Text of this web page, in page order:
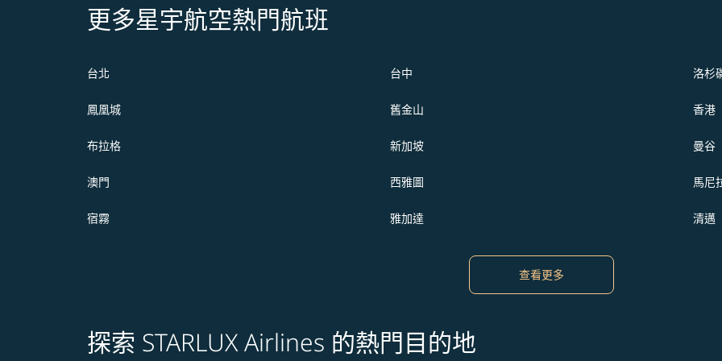
更多星宇航空熱門航班
台北 台中 洛杉
鳳凰城 舊金山 香港
布拉格 新加坡 曼谷
澳門 西雅圖 馬尼
宿霧 雅加達 清邁
查看更多
探索 STARLUX Airlines 的熱門目的地